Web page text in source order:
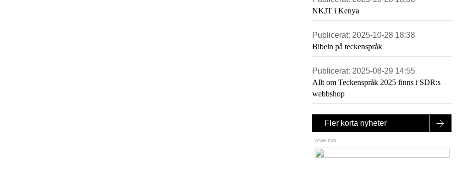
NKJT i Kenya
Publicerat: 2025-10-28 18:38
Bibeln på teckenspråk
Publicerat: 2025-08-29 14:55
Allt om Teckenspråk 2025 finns i SDR:s
webbshop
Fler korta nyheter
ANNONS: